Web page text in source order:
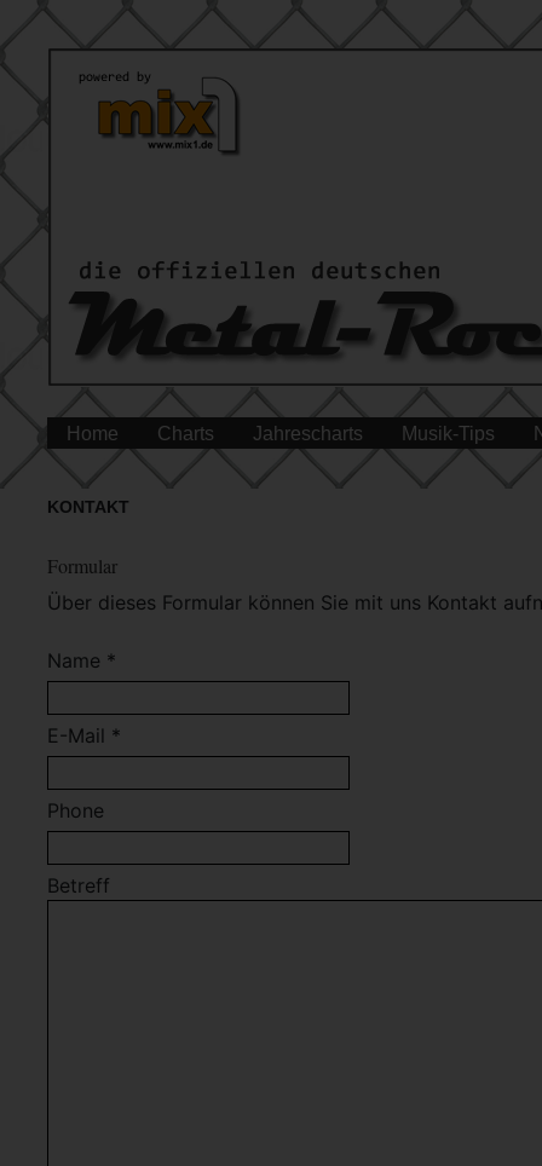
Home Charts Jahrescharts Musik-Tips
KONTAKT
Formular
Über dieses Formular können Sie mit uns Kontakt
Name *
E-Mail *
Phone
Betreff